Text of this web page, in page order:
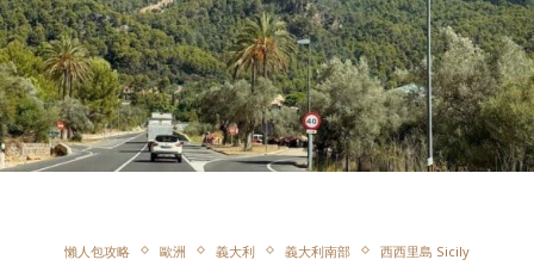
懶人包攻略 歐洲 義大利 義大利南部 西西里島 Sicily